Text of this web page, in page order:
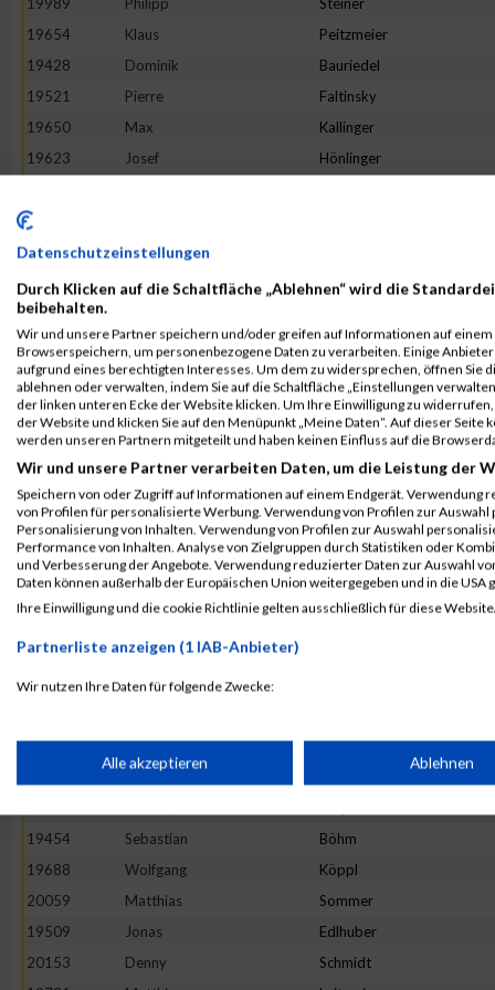
19654
Klaus Peitzmeier
19428
Dominik Bauriedel
19521
Pierre Faltinsky
19650
Max Kallinger
19623
Josef Hönlinger
19513
19660
Adrian
19467
Oliver Brutschy
19479
19794
Dino Morelli
19526
Michael Fink
19544
Klaus Gasteiger
20084
Marco Zielske
19642
Michael Jaumann
19868
Dirk Riedel
19857
Oliver-Kersten Raab
19626
Roland Hösl
19463
Christoph Breitner
19621
Volker
19581
Uwe
20138
Florian Nöther
Christian
19454
Sebastian Böhm
19688
Wolfgang Köppl
20059
Matthias Sommer
19509
Jonas Edlhuber
20153
Denny Schmidt
Datenschutzeinstellungen
Durch Klicken auf die Schaltfläche „Ablehnen“ wird die
beibehalten.
Wir und unsere Partner speichern und/oder greifen auf Informationen auf einem
Browserspeichern, um personenbezogene Daten zu verarbeiten. Einige
aufgrund eines berechtigten Interesses. Um dem zu widersprechen, öffnen Sie
ablehnen oder verwalten, indem Sie auf die Schaltfläche „Einstellungen
der linken unteren Ecke der Website klicken. Um Ihre Einwilligung zu
der Website und klicken Sie auf den Menüpunkt „Meine Daten“. Auf dieser
werden unseren Partnern mitgeteilt und haben keinen Einfluss auf die
Wir und unsere Partner verarbeiten Daten, um die Leistung der
Speichern von oder Zugriff auf Informationen auf einem Endgerät. Verwendung
von Profilen für personalisierte Werbung. Verwendung von Profilen zur
Personalisierung von Inhalten. Verwendung von Profilen zur Auswahl
Performance von Inhalten. Analyse von Zielgruppen durch Statistiken oder
und Verbesserung der Angebote. Verwendung reduzierter Daten zur Auswahl
Daten können außerhalb der Europäischen Union weitergegeben und in die USA
Ihre Einwilligung und die cookie Richtlinie gelten ausschließlich für diese
Partnerliste anzeigen (1 IAB-Anbieter)
Wir nutzen Ihre Daten für folgende Zwecke:
Speichern von oder Zugriff auf Informationen auf einem
Erstellung von Profilen für personalisierte Werbung
Verwendung von Profilen zur Auswahl personalisierter Werbung
Alle akzeptieren Ablehnen